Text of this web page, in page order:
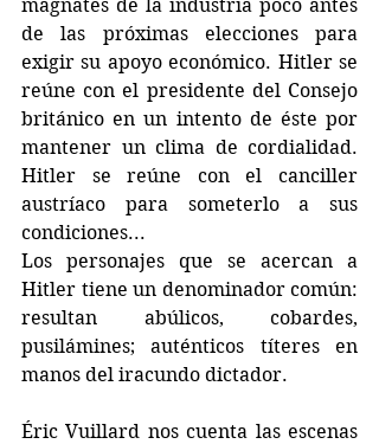
magnates de la industria poco antes
de las próximas elecciones para
exigir su apoyo económico. Hitler se
reúne con el presidente del Consejo
británico en un intento de éste por
mantener un clima de cordialidad.
Hitler se reúne con el canciller
austríaco para someterlo a sus
condiciones...
Los personajes que se acercan a
Hitler tiene un denominador común:
resultan abúlicos, cobardes,
pusilámines; auténticos títeres en
manos del iracundo dictador.
Éric Vuillard nos cuenta las escenas